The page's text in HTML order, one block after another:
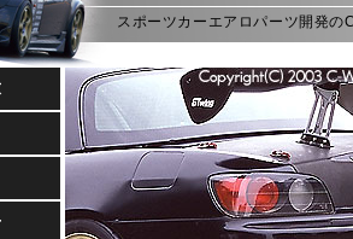
スポーツカーエアロパーツ開発